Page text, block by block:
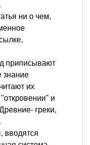
ни о чем,
приписывают
знание
их
и
греки,
вводятся